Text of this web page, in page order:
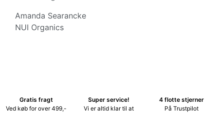
Amanda Searancke
NUI Organics
Gratis fragt
Ved køb for over 499,-
Super service!
Vi er altid klar til at
4 flotte stjerner
På Trustpilot